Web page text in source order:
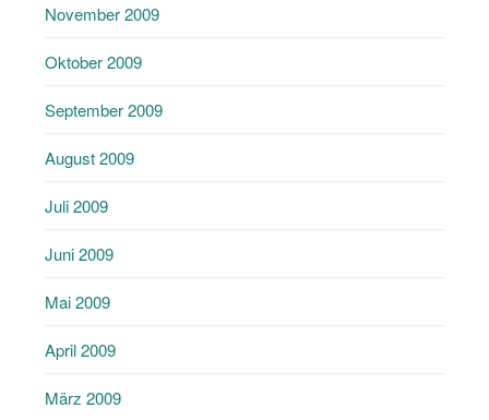
November 2009
Oktober 2009
September 2009
August 2009
Juli 2009
Juni 2009
Mai 2009
April 2009
März 2009